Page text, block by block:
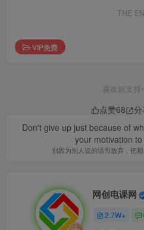
THE
VIP免费
喜欢就支持
点赞68 分
Don't give up just because of
your motivation
别因为别人说的话而放弃，把
网创电课网
2.7W+